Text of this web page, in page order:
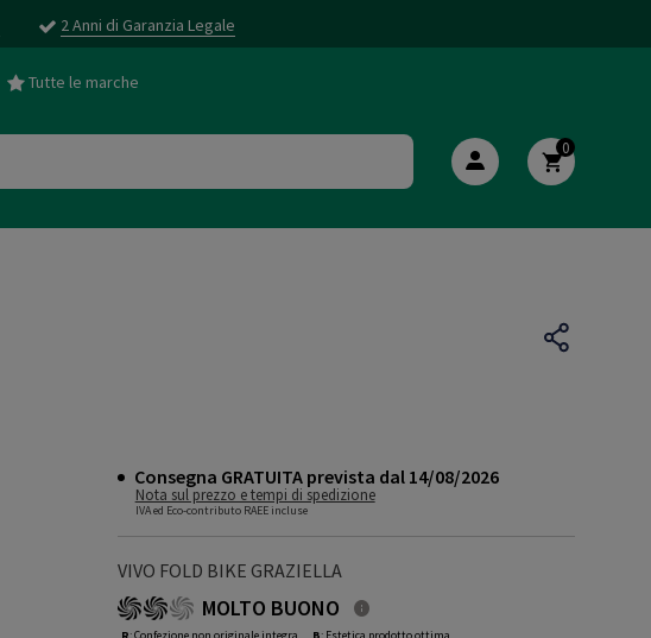
2 Anni di Garanzia Legale
Tutte le marche
0
Consegna GRATUITA prevista dal 14/08/2026
Nota sul prezzo e tempi di spedizione
IVA ed Eco-contributo RAEE incluse
VIVO FOLD BIKE GRAZIELLA
MOLTO BUONO